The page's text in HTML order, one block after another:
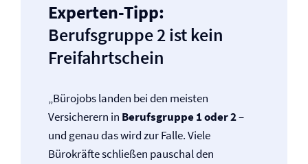
Experten-Tipp:
Berufsgruppe 2 ist kein
Freifahrtschein
„Bürojobs landen bei den meisten
Versicherern in Berufsgruppe 1 oder 2–
und genau das wird zur Falle. Viele
Bürokräfte schließen pauschal den